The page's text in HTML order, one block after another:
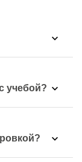
учебой?